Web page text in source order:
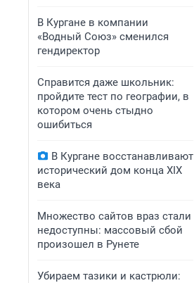
В Кургане в компании
«Водный Союз» сменился
гендиректор
Справится даже школьник:
пройдите тест по географии, в
котором очень стыдно
ошибиться
В Кургане восстанавливают
исторический дом конца XIX
века
Множество сайтов враз стали
недоступны: массовый сбой
произошел в Рунете
Убираем тазики и кастрюли: